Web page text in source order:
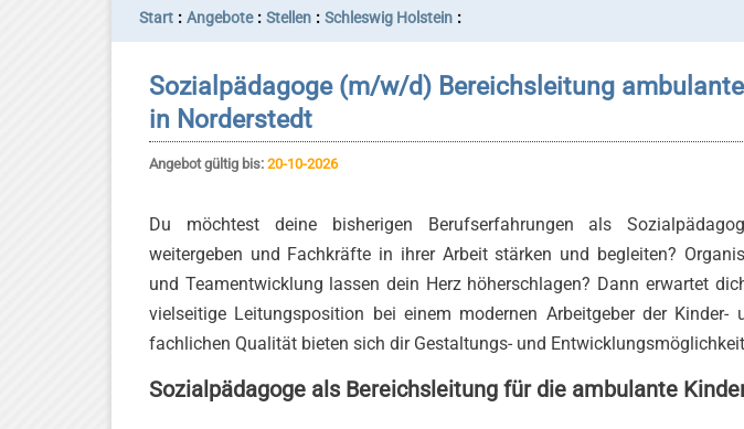
Start : Angebote: Stellen : Schleswig Holstein :
Sozialpädagoge (m/w/d) Bereichsleitung
in Norderstedt
Angebot gültig bis: 20-10-2026
Du möchtest deine bisherigen Berufserfahrungen als
weitergeben und Fachkräfte in ihrer Arbeit stärken und begleiten?
und Teamentwicklung lassen dein Herz höherschlagen? Dann erwartet
vielseitige Leitungsposition bei einem modernen Arbeitgeber der Kinder-
fachlichen Qualität bieten sich dir Gestaltungs- und
Sozialpädagoge als Bereichsleitung für die ambulante